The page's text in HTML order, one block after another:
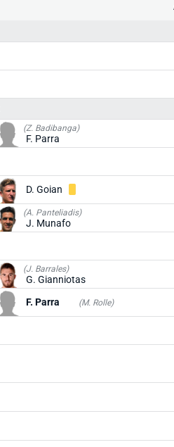
(Z. Badibanga)
F. Parra
D. Goian
(A. Panteliadis)
J. Munafo
(J. Barrales)
G. Gianniotas
F. Parra (M. Rolle)